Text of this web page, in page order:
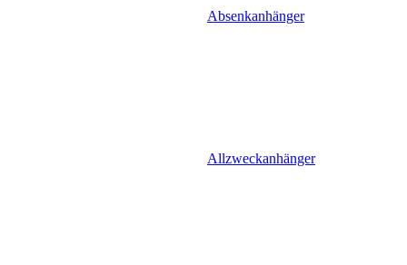
Absenkanhänger
Allzweckanhänger